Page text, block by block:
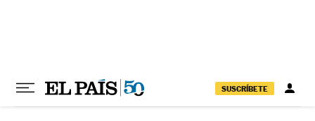
SUSCRÍBETE